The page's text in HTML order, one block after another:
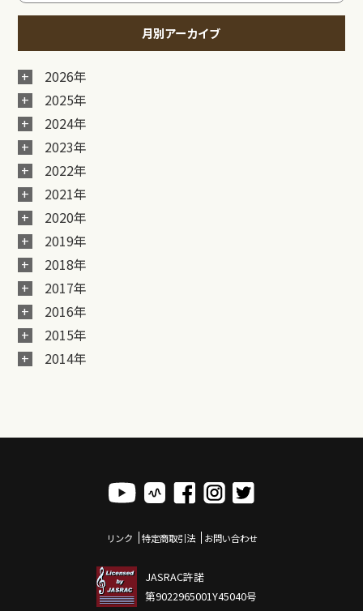
月別アーカイブ
2026年
2025年
2024年
2023年
2022年
2021年
2020年
2019年
2018年
2017年
2016年
2015年
2014年
リンク 特定商取引法 お問い合わせ
JASRAC許諾
第9022965001Y45040号